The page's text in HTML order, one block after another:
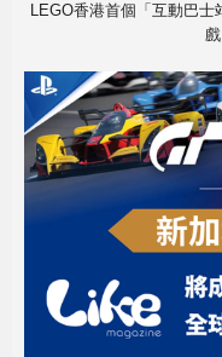
LEGO香港首個「互動巴